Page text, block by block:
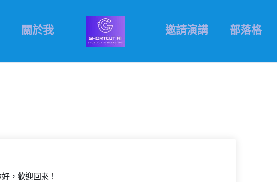
關於我 邀請演講 部落格
好，歡迎回來！